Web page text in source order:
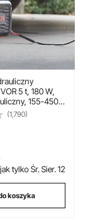
5 t, 180 W,
155-450
hydrauliczny z
samochodów
ów itp. z
skrzynką
(1,790)
jak tylko Śr. Sier. 12
koszyka